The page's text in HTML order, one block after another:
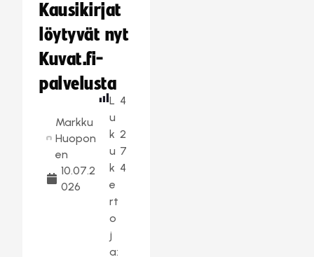
Kausikirjat
löytyvät nyt
Kuvat.fi-
palvelusta
Markku
Huopon
en
10.07.2
026
L
u
k
u
k
e
rt
o
j
a:
4
2
7
4